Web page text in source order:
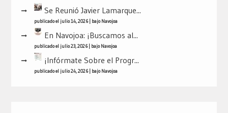
Se Reunió Javier Lamarque...
publicado el julio 14, 2026| bajo Navojoa
En Navojoa: ¡Buscamos al...
publicado el julio 23, 2026| bajo Navojoa
¡Infórmate Sobre el Progr...
publicado el julio 24, 2026| bajo Navojoa